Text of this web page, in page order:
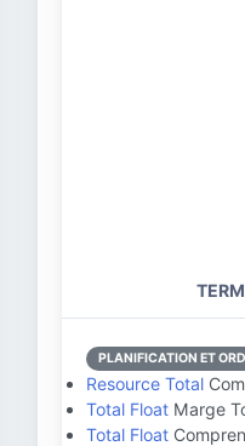
PLANIFICATION ET
Resource Total
Total Float Marge
Total Float